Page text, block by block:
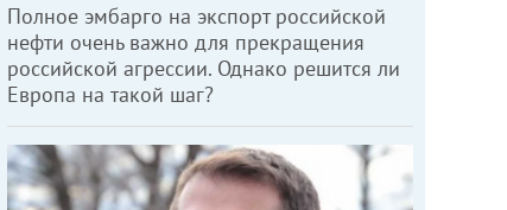
Полное эмбарго на экспорт российской
нефти очень важно для прекращения
российской агрессии. Однако решится ли
Европа на такой шаг?